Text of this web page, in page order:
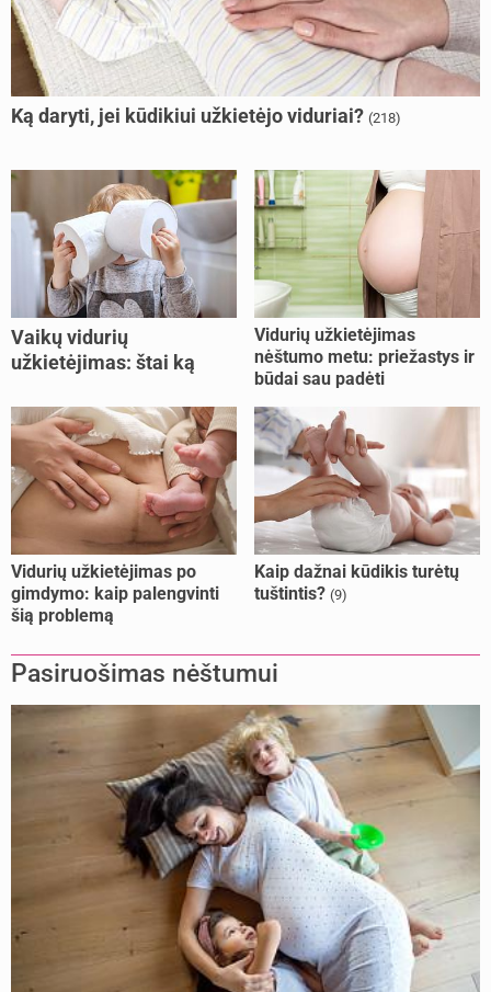
Ką daryti, jei kūdikiui užkietėjo viduriai? (218)
Vaikų vidurių
užkietėjimas: štai ką
Vidurių užkietėjimas
nėštumo metu: priežastys ir
būdai sau padėti
Vidurių užkietėjimas po
gimdymo: kaip palengvinti
šią problemą
Kaip dažnai kūdikis turėtų
tuštintis? (9)
Pasiruošimas nėštumui